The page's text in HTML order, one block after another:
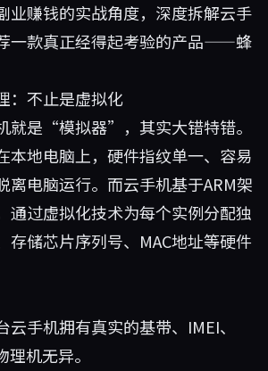
业赚钱的实战角度，深度拆解云手
一款真正经得起考验的产品——蜂
：不止是虚拟化
就是“模拟器”，其实大错特错。
本地电脑上，硬件指纹单一、容易
离电脑运行。而云手机基于ARM架
通过虚拟化技术为每个实例分配独
存储芯片序列号、MAC地址等硬件
云手机拥有真实的基带、IMEI、
机无异。